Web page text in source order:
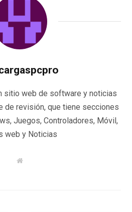
sitio web de software y noticias
de revisión, que tiene secciones
Juegos, Controladores, Móvil,
web y Noticias
W